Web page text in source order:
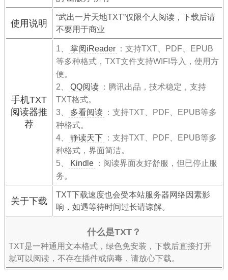
使用说明
“武出一片天地TXT”仅限个人阅读，下载后请
不要用于商业
手机TXT
阅读器推
荐
1、 掌阅iReader ：支持TXT、PDF、EPUB
等多种格式，TXT文件支持WIFI导入，使用方
便。
2、
QQ阅读 ：腾讯出品，技术稳定，支持
TXT格式。
3、
多看阅读 ：支持TXT、PDF、EPUB等多
种格式。
4、
静读天下 ：支持TXT、PDF、EPUB等多
种格式，界面简洁。
5、
Kindle ：阅读界面友好舒服，但已停止服
务。
关于下载
TXT下载速度也会受本站服务器网络因素影
响，如遇等待时间过长请谅解。
什么是TXT？
TXT是一种通用文本格式，绿色免安装，下载后直接打开
就可以阅读，不存在插件或病毒，请放心下载。